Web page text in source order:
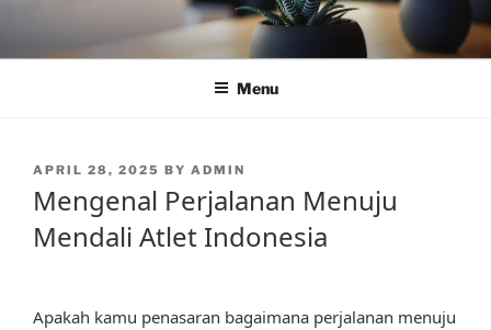
content
Menu
POSTED
APRIL 28, 2025 BY ADMIN
Mengenal Perjalanan Menuju
Mendali Atlet Indonesia
Apakah kamu penasaran bagaimana perjalanan menuju